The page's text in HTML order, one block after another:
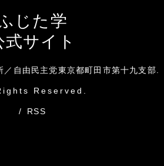
じた学
式サイト
／自由民主党東京都町田市第十九支部
Reserved.
/ RSS